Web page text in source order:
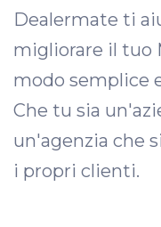
Dealermate ti
migliorare il tuo
modo semplice
Che tu sia
un'agenzia che
i propri clienti.